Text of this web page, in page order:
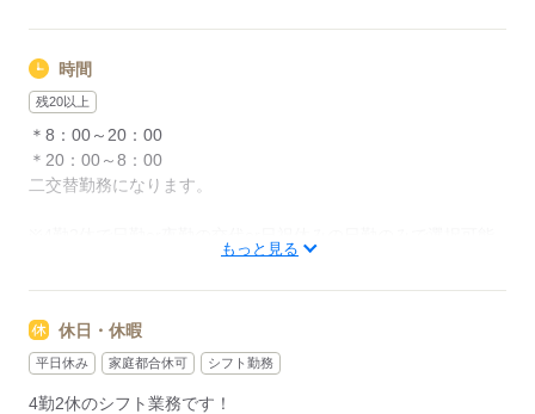
時間
残20以上
＊8：00～20：00
＊20：00～8：00
二交替勤務になります。
もっと見る
休日・休暇
平日休み 家庭都合休可 シフト勤務
4勤2休のシフト業務です！